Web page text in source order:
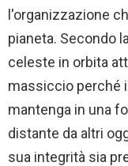
l'organizzazione
pianeta. Secondo
celeste in orbita
massiccio perché
mantenga in una
distante da altri
sua integrità sia